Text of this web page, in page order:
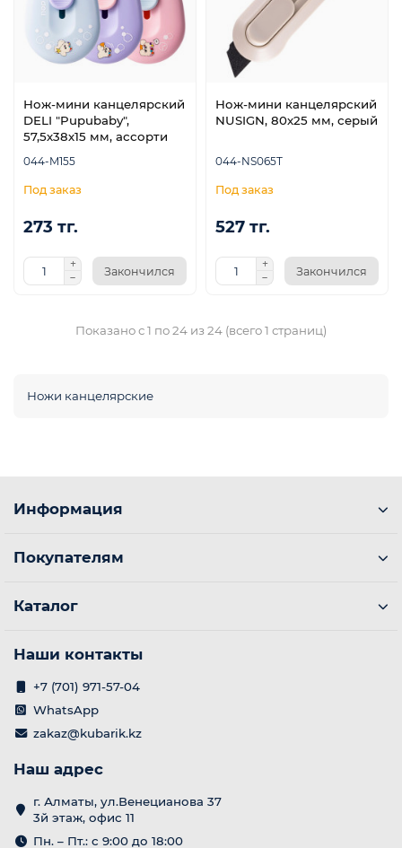
Нож-мини канцелярский
DELI "Pupubaby",
57,5х38х15 мм, ассорти
044-M155
273 тг.
Закончился
Нож-мини канцелярский
NUSIGN, 80х25 мм, серый
044-NS065T
527 тг.
Закончился
Показано с 1 по 24 из 24 (всего 1 страниц)
Ножи канцелярские
Информация
Покупателям
Каталог
Наши контакты
+7 (701) 971-57-04
WhatsApp
zakaz@kubarik.kz
Наш адрес
г. Алматы, ул.Венецианова 37
3й этаж, офис 11
Пн. – Пт.: с 9:00 до 18:00